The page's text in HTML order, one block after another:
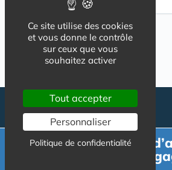
Demande de devis
gratuit et sans
Ce site utilise des cookies
et vous donne le contrôle
sur ceux que vous
souhaitez activer
Tout accepter
Personnaliser
Politique de confidentialité